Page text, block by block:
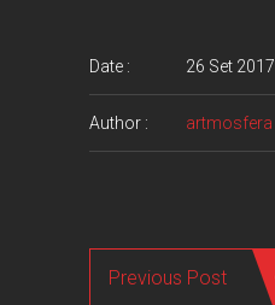
Date : 26 Set 2017
Author : artmosfera
Previous Post